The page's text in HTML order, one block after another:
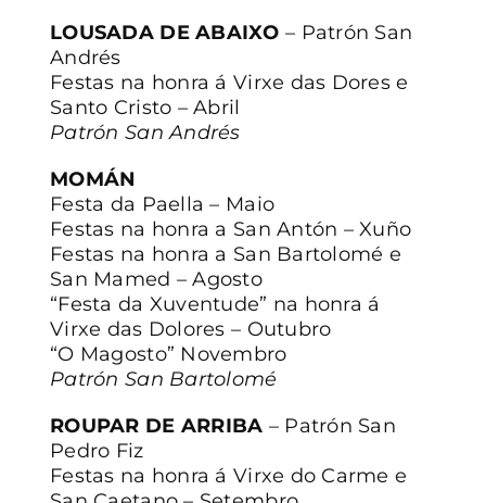
LOUSADA DE ABAIXO – Patrón San
Andrés
Festas na honra á Virxe das Dores e
Santo Cristo – Abril
Patrón San Andrés
MOMÁN
Festa da Paella – Maio
Festas na honra a San Antón – Xuño
Festas na honra a San Bartolomé e
San Mamed – Agosto
“Festa da Xuventude” na honra á
Virxe das Dolores – Outubro
“O Magosto” Novembro
Patrón San Bartolomé
ROUPAR DE ARRIBA – Patrón San
Pedro Fiz
Festas na honra á Virxe do Carme e